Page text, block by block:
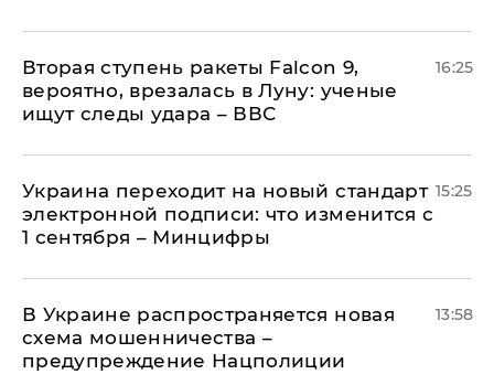
Вторая ступень ракеты Falcon 9,
вероятно, врезалась в Луну: ученые
ищут следы удара – ВВС
16:25
Украина переходит на новый стандарт
электронной подписи: что изменится с
1 сентября – Минцифры
15:25
В Украине распространяется новая
схема мошенничества –
предупреждение Нацполиции
13:58